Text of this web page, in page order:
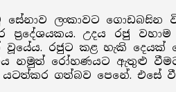
ලංකාවට ගොඩබසින
ප්‍රදේශයකය. උදය රජු
රජුට කළ හැකි දෙයක්
නමුත් රෝහණයට ඇතුළු
ගත්බව පෙනේ. එසේ